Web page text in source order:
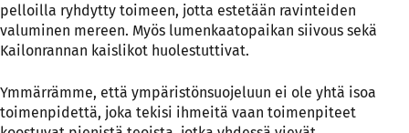
pelloilla ryhdytty toimeen, jotta estetään ravinteiden
valuminen mereen. Myös lumenkaatopaikan siivous sekä
Kailonrannan kaislikot huolestuttivat.
Ymmärrämme, että ympäristönsuojeluun ei ole yhtä isoa
toimenpidettä, joka tekisi ihmeitä vaan toimenpiteet